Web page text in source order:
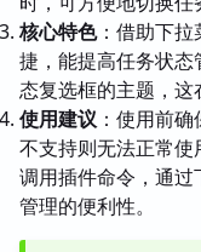
核心特色：借助下拉
捷，能提高任务状
态复选框的主题，这
使用建议 ：使用前
不支持则无法正常
调用插件命令，通
管理的便利性。